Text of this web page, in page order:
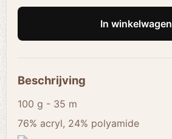
In winkelwagen
Beschrijving
100 g - 35 m
76% acryl, 24% polyamide